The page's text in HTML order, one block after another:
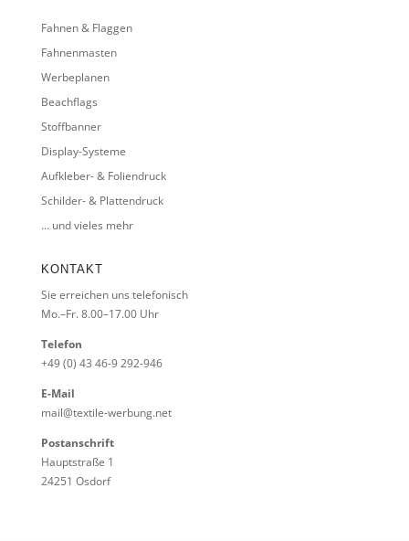
Fahnen & Flaggen
Fahnenmasten
Werbeplanen
Beachflags
Stoffbanner
Display-Systeme
Aufkleber- & Foliendruck
Schilder- & Plattendruck
… und vieles mehr
KONTAKT
Sie erreichen uns telefonisch
Mo.–Fr. 8.00–17.00 Uhr
Telefon
+49 (0) 43 46-9 292-946
E-Mail
mail@textile-werbung.net
Postanschrift
Hauptstraße 1
24251 Osdorf